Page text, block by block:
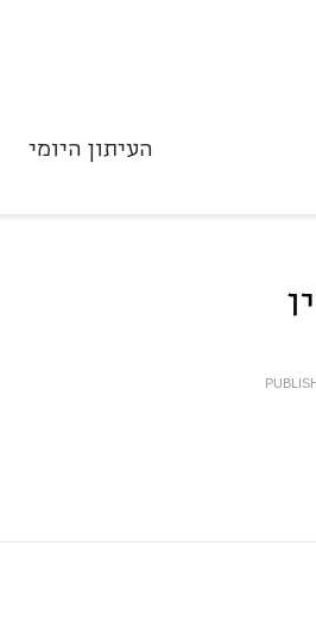
העיתון היומי